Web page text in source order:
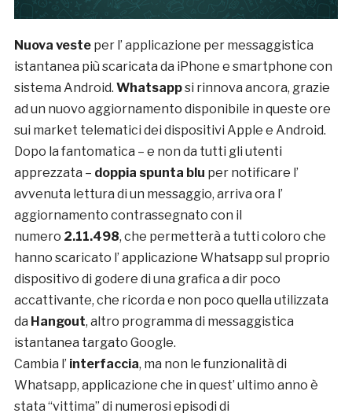
Nuova vesteper l’ applicazione per messaggistica
istantanea più scaricata da iPhone e smartphone con
sistema Android. Whatsappsi rinnova ancora, grazie
ad un nuovo aggiornamento disponibile in queste ore
sui market telematici dei dispositivi Apple e Android.
Dopo la fantomatica – e non da tutti gli utenti
apprezzata – doppia spunta blu per notificare l’
avvenuta lettura di un messaggio, arriva ora l’
aggiornamento contrassegnato con il
numero 2.11.498, che permetterà a tutti coloro che
hanno scaricato l’ applicazione Whatsapp sul proprio
dispositivo di godere di una grafica a dir poco
accattivante, che ricorda e non poco quella utilizzata
da Hangout, altro programma di messaggistica
istantanea targato Google.
Cambia l’ interfaccia, ma non le funzionalità di
Whatsapp, applicazione che in quest’ ultimo anno è
stata “vittima” di numerosi episodi di